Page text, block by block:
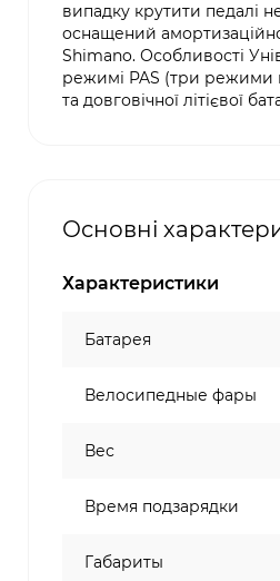
випадку крутити педалі
оснащений
Shimano. Особливості
режимі PAS (три режими
та довговічної літієвої
Основні
Характеристики
Батарея
Велосипедные фары
Вес
Время подзарядки
Габариты